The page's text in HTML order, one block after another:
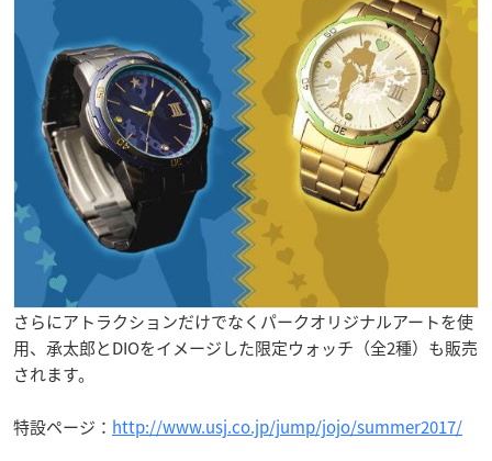
さらにアトラクションだけでなくパークオリジナルアートを使
用、承太郎とDIOをイメージした限定ウォッチ（全2種）も販売
されます。
特設ページ： http://www.usj.co.jp/jump/jojo/summer2017/